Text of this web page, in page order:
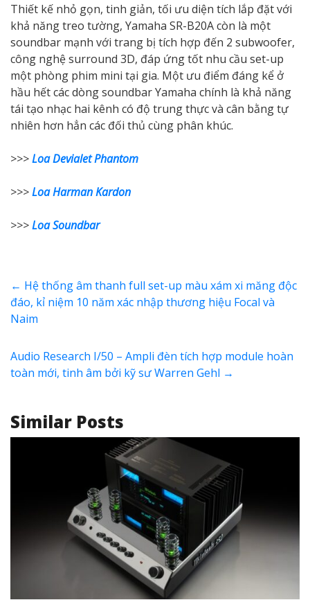
Thiết kế nhỏ gọn, tinh giản, tối ưu diện tích lắp đặt với
khả năng treo tường, Yamaha SR-B20A còn là một
soundbar mạnh với trang bị tích hợp đến 2 subwoofer,
công nghệ surround 3D, đáp ứng tốt nhu cầu set-up
một phòng phim mini tại gia. Một ưu điểm đáng kể ở
hầu hết các dòng soundbar Yamaha chính là khả năng
tái tạo nhạc hai kênh có độ trung thực và cân bằng tự
nhiên hơn hẳn các đối thủ cùng phân khúc.
>>>Loa Devialet Phantom
>>>Loa Harman Kardon
>>>Loa Soundbar
← Hệ thống âm thanh full set-up màu xám xi măng độc
đáo, kỉ niệm 10 năm xác nhập thương hiệu Focal và
Naim
Audio Research I/50 – Ampli đèn tích hợp module hoàn
toàn mới, tinh âm bởi kỹ sư Warren Gehl →
Similar Posts